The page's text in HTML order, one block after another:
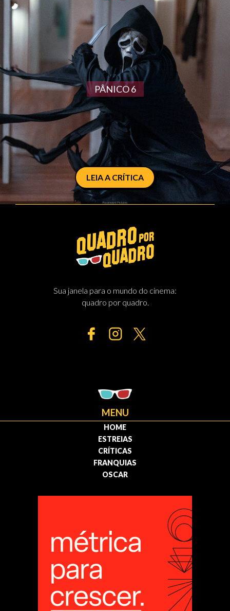
PÂNICO 6
LEIA A CRÍTICA
Sua janela para o mundo do cinema:
quadro por quadro.
MENU
HOME
ESTREIAS
CRÍTICAS
FRANQUIAS
OSCAR